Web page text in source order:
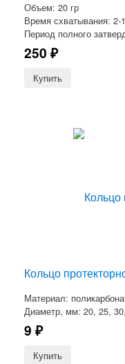
Объем: 20 гр
Время схватывания: 2-
Период полного
250 ₽
Кольцо
Материал:
Диаметр, мм: 20, 25,
9 ₽